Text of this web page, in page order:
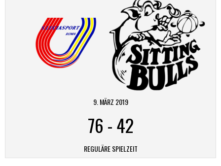
9. MÄRZ 2019
76 -42
REGULÄRE SPIELZEIT